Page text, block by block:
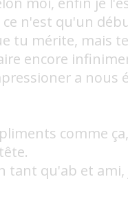
n'est qu'un
tu mérite, mais
encore
a nous
comme
tant qu'ab et